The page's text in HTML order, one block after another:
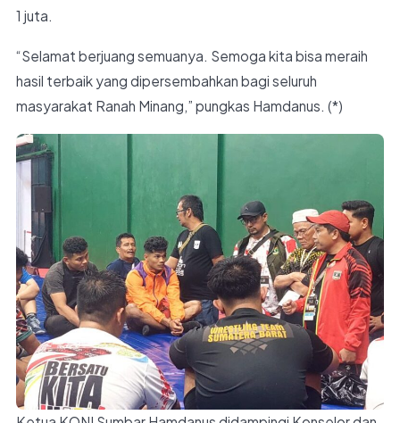
1 juta.
“Selamat berjuang semuanya. Semoga kita bisa meraih
hasil terbaik yang dipersembahkan bagi seluruh
masyarakat Ranah Minang,” pungkas Hamdanus. (*)